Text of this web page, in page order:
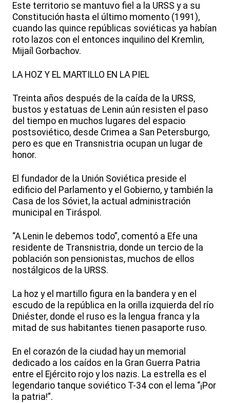
Este territorio se mantuvo fiel a la URSS y a su
Constitución hasta el último momento (1991),
cuando las quince repúblicas soviéticas ya habían
roto lazos con el entonces inquilino del Kremlin,
Mijaíl Gorbachov.
LA HOZ Y EL MARTILLO EN LA PIEL
Treinta años después de la caída de la URSS,
bustos y estatuas de Lenin aún resisten el paso
del tiempo en muchos lugares del espacio
postsoviético, desde Crimea a San Petersburgo,
pero es que en Transnistria ocupan un lugar de
honor.
El fundador de la Unión Soviética preside el
edificio del Parlamento y el Gobierno, y también la
Casa de los Sóviet, la actual administración
municipal en Tiráspol.
“A Lenin le debemos todo”, comentó a Efe una
residente de Transnistria, donde un tercio de la
población son pensionistas, muchos de ellos
nostálgicos de la URSS.
La hoz y el martillo figura en la bandera y en el
escudo de la república en la orilla izquierda del río
Dniéster, donde el ruso es la lengua franca y la
mitad de sus habitantes tienen pasaporte ruso.
En el corazón de la ciudad hay un memorial
dedicado a los caídos en la Gran Guerra Patria
entre el Ejército rojo y los nazis. La estrella es el
legendario tanque soviético T-34 con el lema “¡Por
la patria!”.